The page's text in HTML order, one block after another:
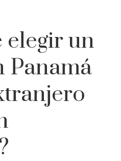
elegir un
Panamá